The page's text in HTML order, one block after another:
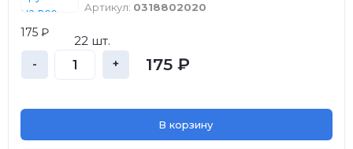
Артикул: 0318802020
175 ₽
22 шт.
- + 175 ₽
В корзину